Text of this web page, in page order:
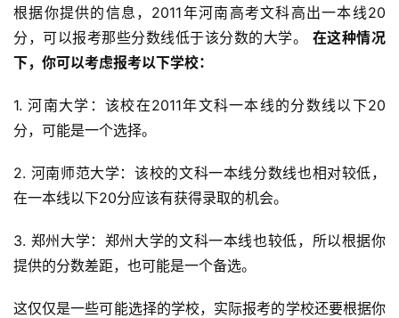
根据你提供的信息，2011年河南高考文科高出一本线20
分，可以报考那些分数线低于该分数的大学。 在这种情况
下，你可以考虑报考以下学校：
1. 河南大学：该校在2011年文科一本线的分数线以下20
分，可能是一个选择。
2. 河南师范大学：该校的文科一本线分数线也相对较低，
在一本线以下20分应该有获得录取的机会。
3. 郑州大学：郑州大学的文科一本线也较低，所以根据你
提供的分数差距，也可能是一个备选。
这仅仅是一些可能选择的学校，实际报考的学校还要根据你